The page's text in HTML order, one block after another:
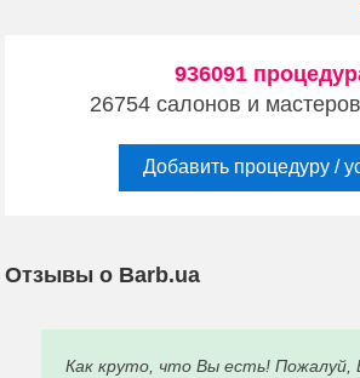
936091
26754 салонов и
Добавить процедуру /
Отзывы о Barb.ua
Как круто, что Вы есть! Пожалуй,